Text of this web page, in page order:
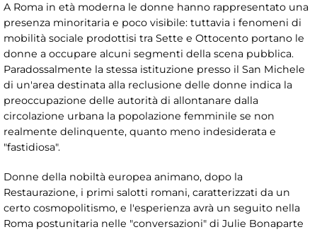
A Roma in età moderna le donne hanno rappresentato una
presenza minoritaria e poco visibile: tuttavia i fenomeni di
mobilità sociale prodottisi tra Sette e Ottocento portano le
donne a occupare alcuni segmenti della scena pubblica.
Paradossalmente la stessa istituzione presso il San Michele
di un'area destinata alla reclusione delle donne indica la
preoccupazione delle autorità di allontanare dalla
circolazione urbana la popolazione femminile se non
realmente delinquente, quanto meno indesiderata e
"fastidiosa".
Donne della nobiltà europea animano, dopo la
Restaurazione, i primi salotti romani, caratterizzati da un
certo cosmopolitismo, e l'esperienza avrà un seguito nella
Roma postunitaria nelle "conversazioni" di Julie Bonaparte